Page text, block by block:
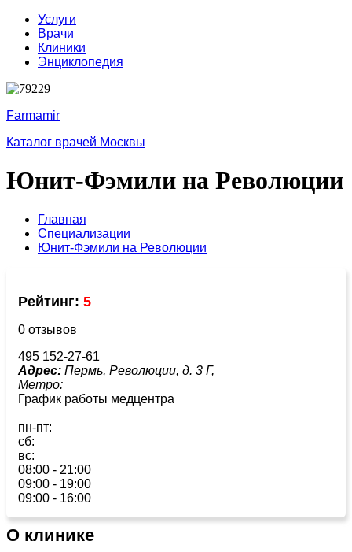
Услуги
Врачи
Клиники
Энциклопедия
Farmamir
Каталог врачей Москвы
Юнит-Фэмили на Революции
Главная
Специализации
Юнит-Фэмили на Революции
Рейтинг: 5
0 отзывов
495 152-27-61
Адрес: Пермь, Революции, д. 3 Г,
Метро:
График работы медцентра
пн-пт:
сб:
вс:
08:00 - 21:00
09:00 - 19:00
09:00 - 16:00
О клинике